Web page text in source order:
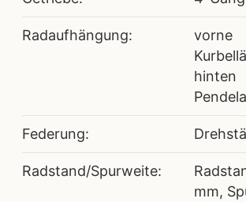
Radaufhängung:
vorne
hinten
Federung:
Radstand/Spurweite:
mm,